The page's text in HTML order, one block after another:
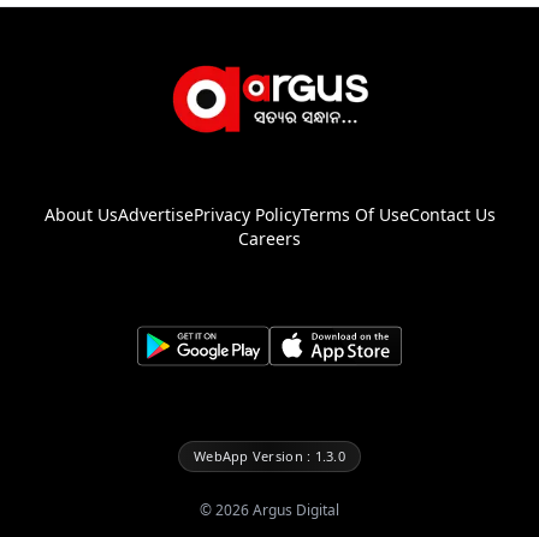
About UsAdvertisePrivacy PolicyTerms Of UseContact Us
Careers
WebApp Version : 1.3.0
©2026Argus Digital